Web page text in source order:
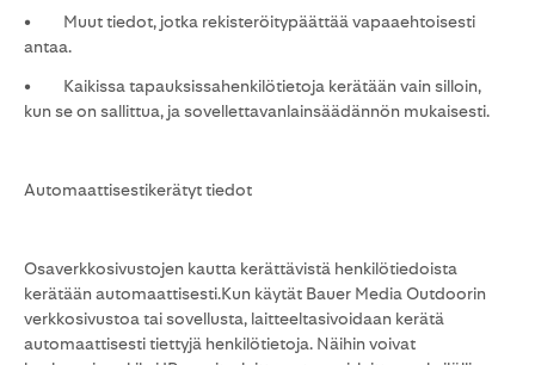
• Muut tiedot, jotka rekisteröitypäättää vapaaehtoisesti
antaa.
• Kaikissa tapauksissahenkilötietoja kerätään vain silloin,
kun se on sallittua, ja sovellettavanlainsäädännön mukaisesti.
Automaattisestikerätyt tiedot
Osaverkkosivustojen kautta kerättävistä henkilötiedoista
kerätään automaattisesti.Kun käytät Bauer Media Outdoorin
verkkosivustoa tai sovellusta, laitteeltasivoidaan kerätä
automaattisesti tiettyjä henkilötietoja. Näihin voivat